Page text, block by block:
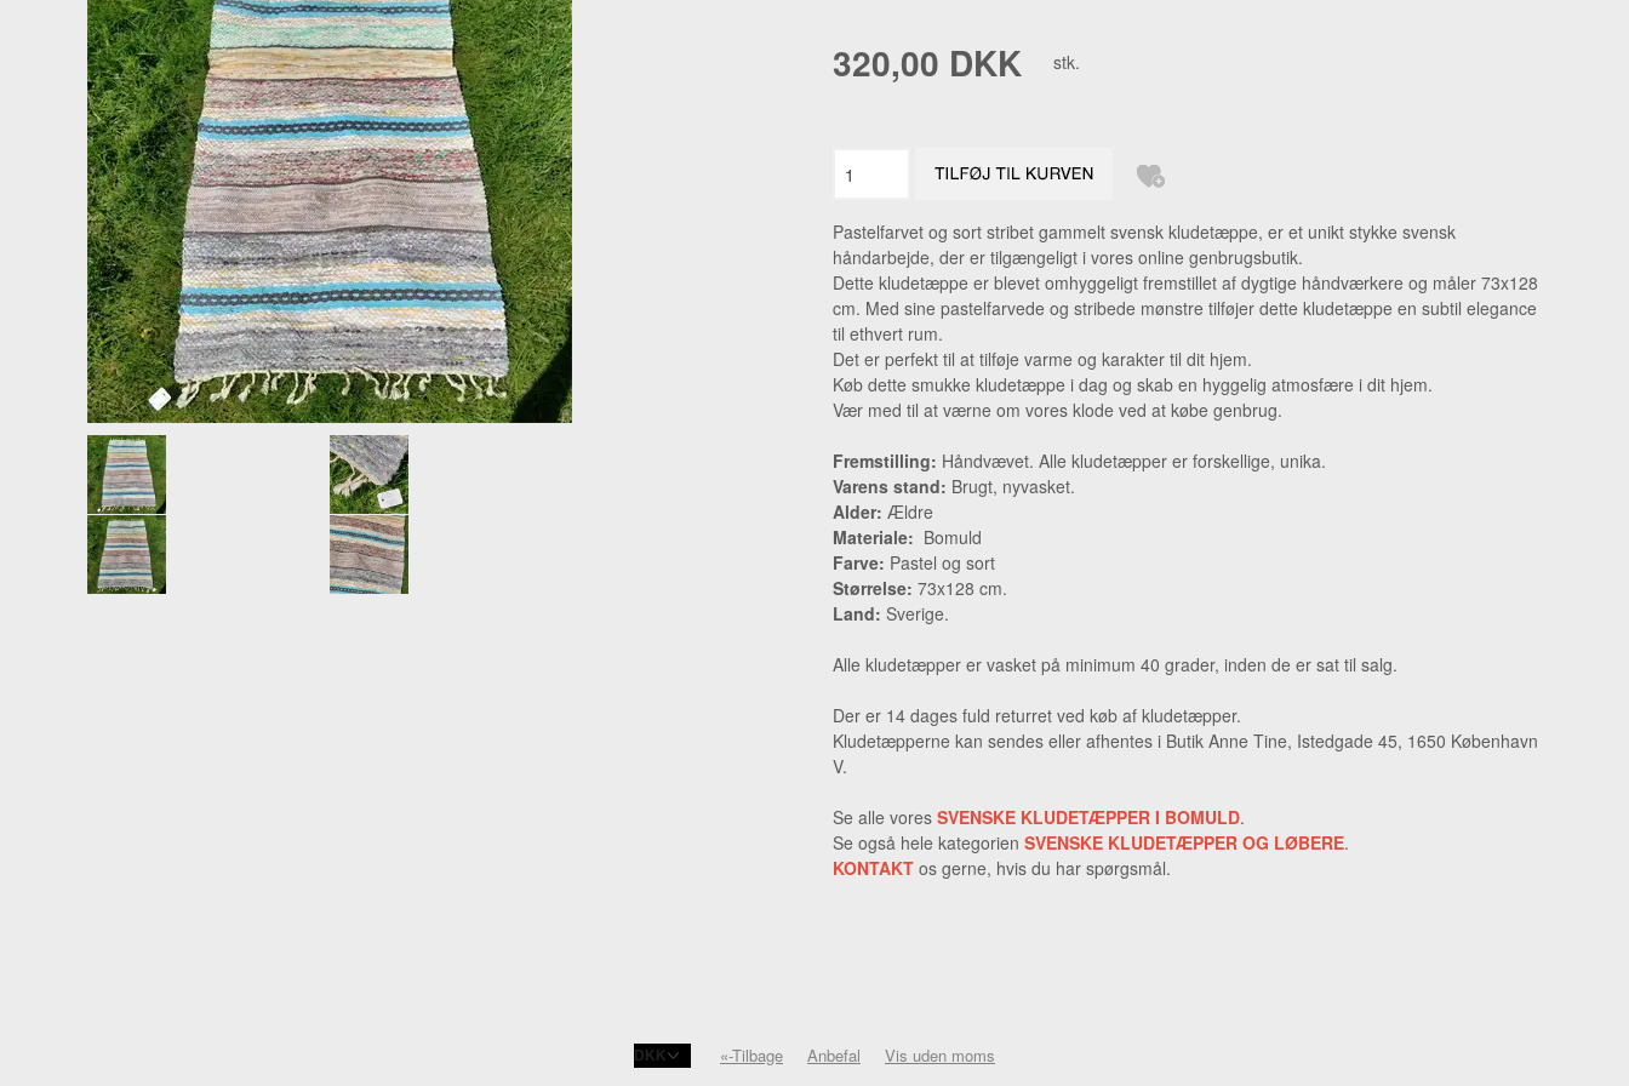
LAMPER
LITOGRAFIER, TRYK, PLAKATER + DIVERSE
LYSESTAGER
MALERIER - AKVARELLER
MØBLER
OPBEVARING - BAKKER
PORCELÆN - SERVICE
PUDER
SKULPTURER + FIGURER
SLUMRETÆPPER
ÆGGEBÆGER
LYSHOLDERE TIL JULETRÆET.
POSTKORT RETRO JUL, NYTÅR.
SPEJL, REFLEKTOR JULEKUGLER.
VAT, PAP, CHOKOLADE, STOF, METAL + ANDET JULEPYNT.
PÅSKEPYNT
RAV HALSKÆDE
ØRERINGE
320,00 DKK stk.
Pastelfarvet og sort stribet gammelt svensk kludetæppe, er et unikt stykke svensk
håndarbejde, der er tilgængeligt i vores online genbrugsbutik.
Dette kludetæppe er blevet omhyggeligt fremstillet af dygtige håndværkere og måler 73x128
cm. Med sine pastelfarvede og stribede mønstre tilføjer dette kludetæppe en subtil elegance
til ethvert rum.
Det er perfekt til at tilføje varme og karakter til dit hjem.
Køb dette smukke kludetæppe i dag og skab en hyggelig atmosfære i dit hjem.
Vær med til at værne om vores klode ved at købe genbrug.
Fremstilling: Håndvævet. Alle kludetæpper er forskellige, unika.
Varens stand: Brugt, nyvasket.
Alder: Ældre
Materiale: Bomuld
Farve: Pastel og sort
Størrelse: 73x128 cm.
Land: Sverige.
Alle kludetæpper er vasket på minimum 40 grader, inden de er sat til salg.
Der er 14 dages fuld returret ved køb af kludetæpper.
Kludetæpperne kan sendes eller afhentes i Butik Anne Tine, Istedgade 45, 1650 København
V.
Se alle vores SVENSKE KLUDETÆPPER I BOMULD.
Se også hele kategorien SVENSKE KLUDETÆPPER OG LØBERE.
KONTAKT os gerne, hvis du har spørgsmål.
«-Tilbage Anbefal Vis uden moms